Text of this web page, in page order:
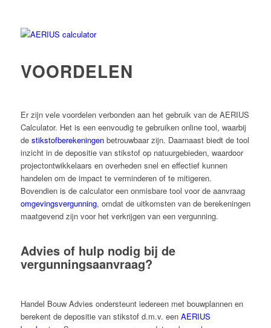
VOORDELEN
Er zijn vele voordelen verbonden aan het gebruik van de AERIUS
Calculator. Het is een eenvoudig te gebruiken online tool, waarbij
destikstofberekeningenbetrouwbaar zijn. Daarnaast biedt de tool
inzicht in de depositie van stikstof op natuurgebieden, waardoor
projectontwikkelaars en overheden snel en effectief kunnen
handelen om de impact te verminderen of te mitigeren.
Bovendien is de calculator een onmisbare tool voor de aanvraag
omgevingsvergunning, omdat de uitkomsten van de berekeningen
maatgevend zijn voor het verkrijgen van een vergunning.
Advies of hulp nodig bij de
vergunningsaanvraag?
Handel Bouw Advies ondersteunt iedereen met bouwplannen en
berekent de depositie van stikstof d.m.v. een AERIUS